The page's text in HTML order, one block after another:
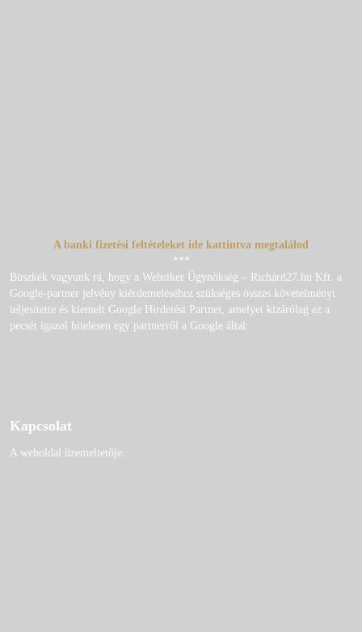
A banki fizetési feltételeket ide kattintva megtalálod
***
Büszkék vagyunk rá, hogy a Websiker Ügynökség – Richárd27.hu Kft. a
Google-partner jelvény kiérdemeléséhez szükséges összes követelményt
teljesítette és kiemelt Google Hirdetési Partner, amelyet kizárólag ez a
pecsét igazol hitelesen egy partnerről a Google által:
Kapcsolat
A weboldal üzemeltetője: